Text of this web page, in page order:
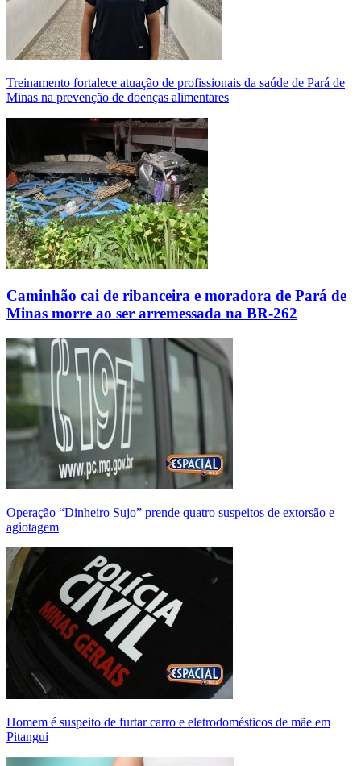
Treinamento fortalece atuação de profissionais da saúde de Pará de
Minas na prevenção de doenças alimentares
Caminhão cai de ribanceira e moradora de Pará de
Minas morre ao ser arremessada na BR-262
Operação “Dinheiro Sujo” prende quatro suspeitos de extorsão e
agiotagem
Homem é suspeito de furtar carro e eletrodomésticos de mãe em
Pitangui